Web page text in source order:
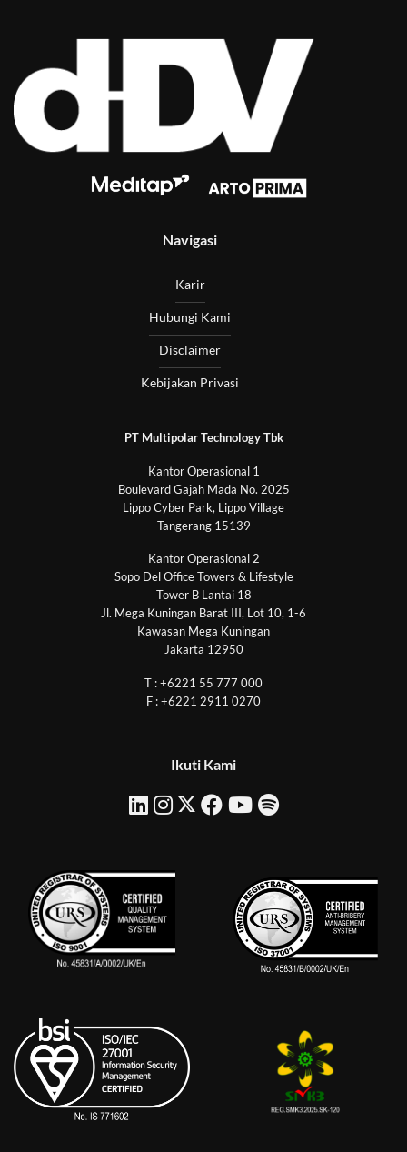
Navigasi
Karir
Hubungi Kami
Disclaimer
Kebijakan Privasi
PT Multipolar Technology Tbk
Kantor Operasional 1
Boulevard Gajah Mada No. 2025
Lippo Cyber Park, Lippo Village
Tangerang 15139
Kantor Operasional 2
Sopo Del Office Towers & Lifestyle
Tower B Lantai 18
Jl. Mega Kuningan Barat III, Lot 10, 1-6
Kawasan Mega Kuningan
Jakarta 12950
T : +6221 55 777 000
F : +6221 2911 0270
Ikuti Kami